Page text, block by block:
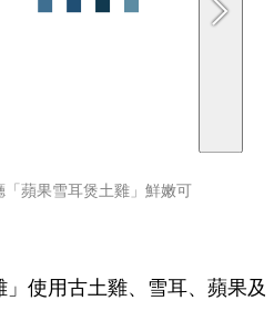
「蘋果雪耳煲土雞」鮮嫩可
使用古土雞、雪耳、蘋果及